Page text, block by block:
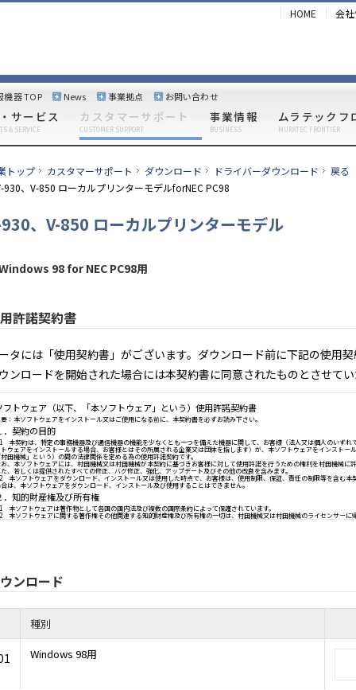
HOME 会
サービス
& SERVICE
カスタマーサポート
CUSTOMER SUPPORT
事業情報
BUSINESS
ムラテックフ
MURATEC FRONTIER
機器 TOP News 事業拠点 お問い合わせ
トップ カスタマーサポート ダウンロード ドライバーダウンロード
戻る
930、V-850 ローカルプリンターモデルforNEC PC98
、V-850 ローカルプリンターモデル
98 for NEC PC98用
許諾契約書
タには「使用契約書」がございます。ダウンロード前に下記の使用契
ンロードを開始された場合には本契約書に同意されたものとさせてい
ソフトウェア（以下、「本ソフトウェア」という）使
場合は、本ソフトウェアをダウンロード、インストール及び使用することは
３．ライセンス許諾
本契約書の全条項に従い、村田機械は、対応する村田機械の、又は村田機
た国内で使用する目的においてのみ本ソフトウェアを使用できる非独占的
ンロード
種別
Windows 98用